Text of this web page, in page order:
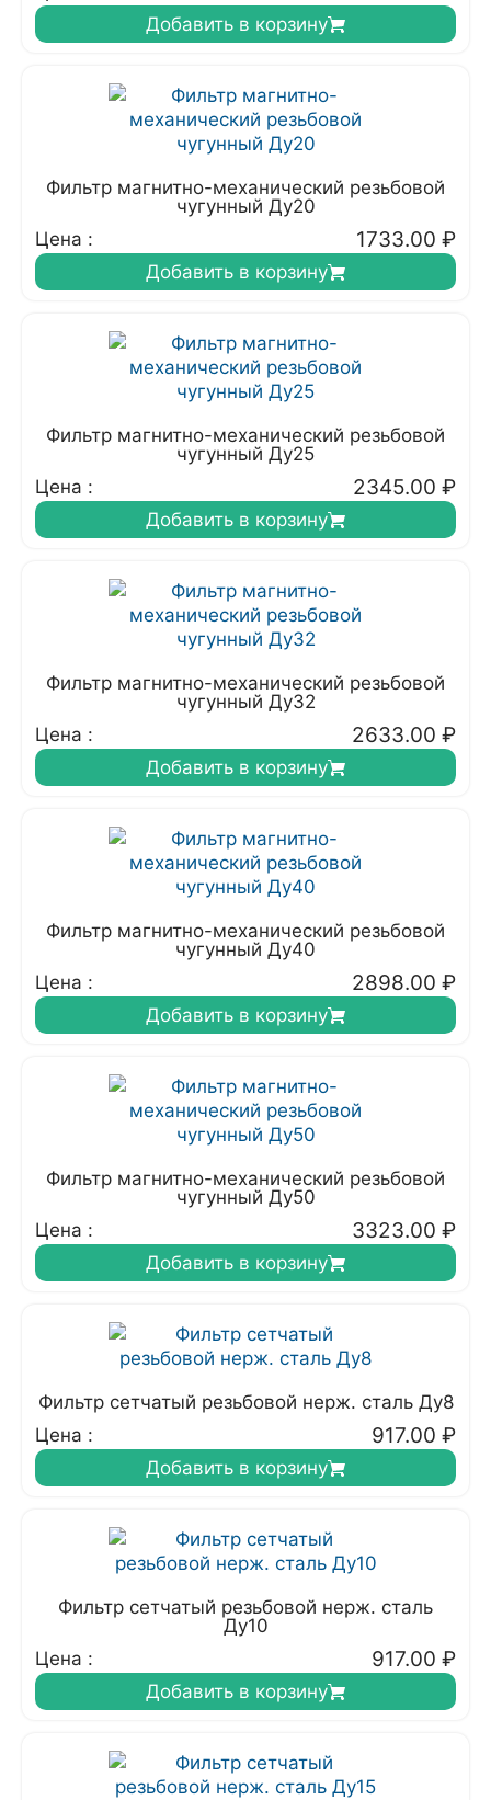
Добавить в корзину
Фильтр магнитно-механический резьбовой
чугунный Ду20
Цена :
1733.00 ₽
Добавить в корзину
Фильтр магнитно-механический резьбовой
чугунный Ду25
Цена :
2345.00 ₽
Добавить в корзину
Фильтр магнитно-механический резьбовой
чугунный Ду32
Цена :
2633.00 ₽
Добавить в корзину
Фильтр магнитно-механический резьбовой
чугунный Ду40
Цена :
2898.00 ₽
Добавить в корзину
Фильтр магнитно-механический резьбовой
чугунный Ду50
Цена :
3323.00 ₽
Добавить в корзину
Фильтр сетчатый резьбовой нерж. сталь Ду8
Цена :
917.00 ₽
Добавить в корзину
Фильтр сетчатый резьбовой нерж. сталь
Ду10
Цена :
917.00 ₽
Добавить в корзину